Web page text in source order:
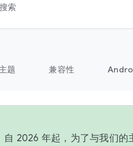
索
题 兼容性
自 2026 年起，为了与我们